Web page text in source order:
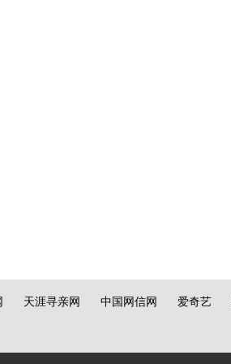
天涯寻亲网 中国网信网 爱奇艺